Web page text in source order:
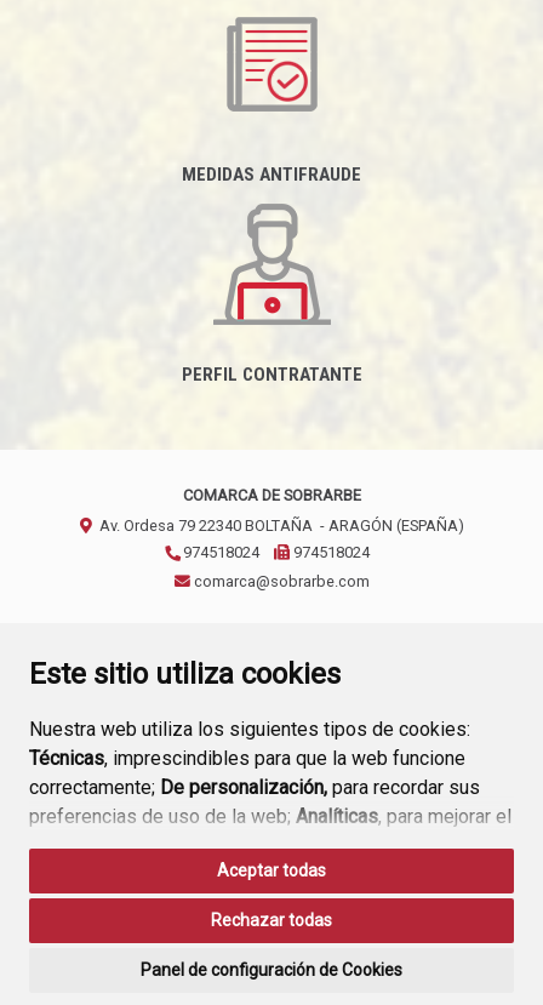
Este sitio utiliza cookies
Nuestra web utiliza los siguientes tipos de cookies:
Técnicas, imprescindibles para que la web funcione
correctamente; De personalización, para recordar sus
preferencias de uso de la web; Analíticas, para mejorar el
funcionamiento de la web y sus servicios.
Si acepta pulsando el botón“Aceptar todas”
consideramos que acepta su uso. Si pulsa el botón
ninguna acción, se guardarán las cookies técnicas
Aceptar todas
Rechazar todas
Panel de configuración de Cookies
MEDIDAS ANTIFRAUDE
PERFIL CONTRATANTE
COMARCA DE SOBRARBE
Av. Ordesa 79 22340 BOLTAÑA - ARAGÓN (ESPAÑA)
974518024
974518024
comarca@sobrarbe.com